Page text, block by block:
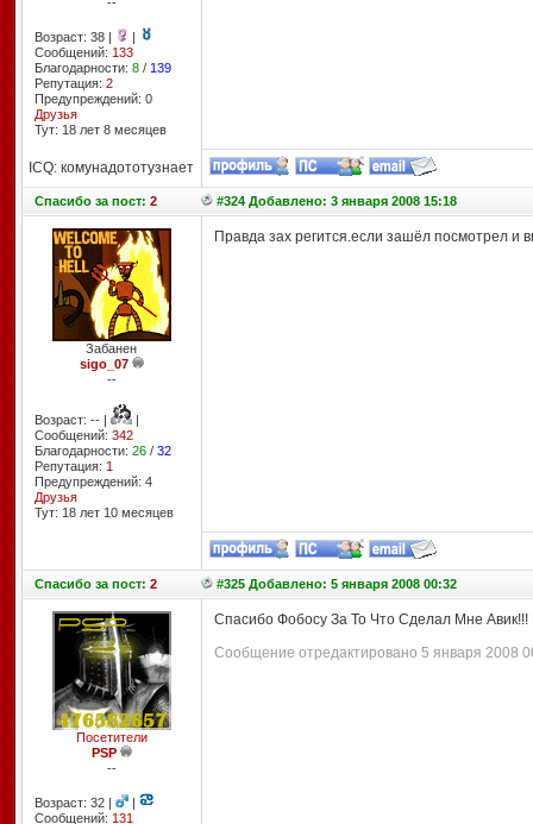
Возраст: 38 |
|
Сообщений: 133
Благодарности: 8/ 139
Репутация: 2
Предупреждений: 0
Друзья
Тут: 18 лет 8 месяцев
ICQ: комунадототузнает
Спасибоза пост: 2 #324 Добавлено: 3 января 2008 15:18
Забанен
sigo_07
--
Возраст: -- |
|
Сообщений: 342
Благодарности: 26/ 32
Репутация: 1
Предупреждений: 4
Друзья
Тут: 18 лет 10 месяцев
Правда зах регится.если зашёл посмотрел и
Спасибоза пост: 2 #325 Добавлено: 5 января 2008 00:32
Посетители
PSP
--
Возраст: 32 |
|
Сообщений: 131
Спасибо Фобосу За То Что Сделал Мне
Сообщение отредактировано 5 января 2008